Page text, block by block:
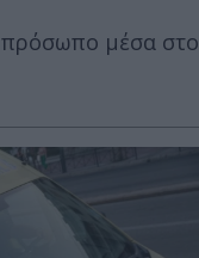
πρόσωπο μέσα στο